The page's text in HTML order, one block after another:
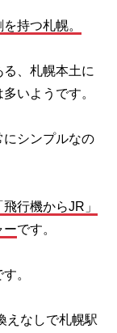
持つ札幌。
、札幌本土に
いようです。
にシンプルなの
飛行機からJR」
ーです。
す。
えなしで札幌駅